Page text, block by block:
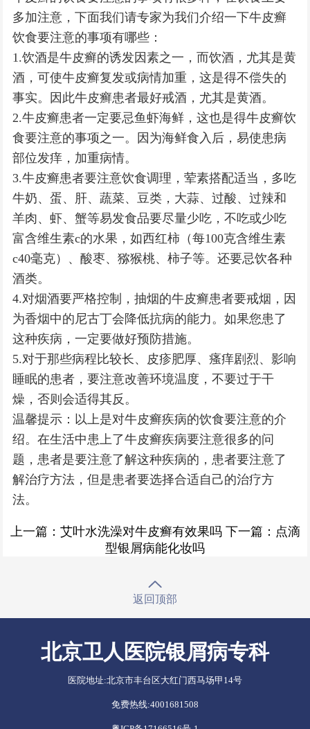
多加注意，下面我们请专家为我们介绍一下牛皮癣
饮食要注意的事项有哪些：
1.饮酒是牛皮癣的诱发因素之一，而饮酒，尤其是黄
酒，可使牛皮癣复发或病情加重，这是得不偿失的
事实。因此牛皮癣患者最好戒酒，尤其是黄酒。
2.牛皮癣患者一定要忌鱼虾海鲜，这也是得牛皮癣饮
食要注意的事项之一。因为海鲜食入后，易使患病
部位发痒，加重病情。
3.牛皮癣患者要注意饮食调理，荤素搭配适当，多吃
牛奶、蛋、肝、蔬菜、豆类，大蒜、过酸、过辣和
羊肉、虾、蟹等易发食品要尽量少吃，不吃或少吃
富含维生素c的水果，如西红柿（每100克含维生素
c40毫克）、酸枣、猕猴桃、柿子等。还要忌饮各种
酒类。
4.对烟酒要严格控制，抽烟的牛皮癣患者要戒烟，因
为香烟中的尼古丁会降低抗病的能力。如果您患了
这种疾病，一定要做好预防措施。
5.对于那些病程比较长、皮疹肥厚、瘙痒剧烈、影响
睡眠的患者，要注意改善环境温度，不要过于干
燥，否则会适得其反。
温馨提示：以上是对牛皮癣疾病的饮食要注意的介
绍。在生活中患上了牛皮癣疾病要注意很多的问
题，患者是要注意了解这种疾病的，患者要注意了
解治疗方法，但是患者要选择合适自己的治疗方
法。
上一篇： 艾叶水洗澡对牛皮癣有效果吗下一篇： 点滴
型银屑病能化妆吗
返回顶部
北京卫人医院银屑病专科
医院地址:北京市丰台区大红门西马场甲14号
免费热线:4001681508